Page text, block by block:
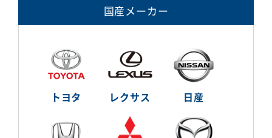
国産メーカー
トヨタ レクサス 日産